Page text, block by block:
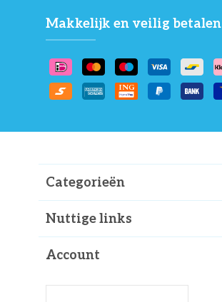
Makkelijk en veilig betalen
Categorieën
Nuttige links
Account